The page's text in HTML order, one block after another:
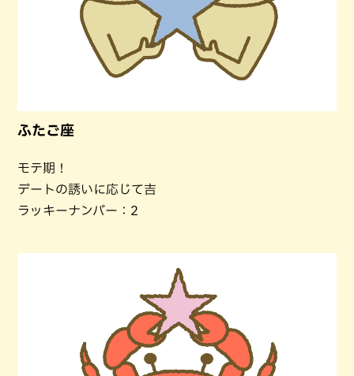
ふたご座
モテ期！
デートの誘いに応じて吉
ラッキーナンバー：2